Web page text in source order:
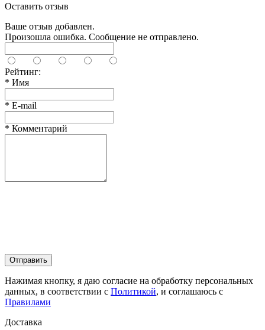
Оставить отзыв
Ваше отзыв добавлен.
Произошла ошибка. Сообщение не отправлено.
Рейтинг:
* Имя
* E-mail
* Комментарий
Отправить
Нажимая кнопку, я даю согласие на обработку персональных
данных, в соответствии с Политикой, и соглашаюсь с
Правилами
Доставка